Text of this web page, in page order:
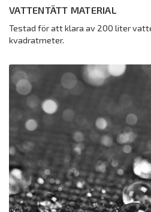
VATTENTÄTT MATERIAL
Testad för att klara av 200 liter
kvadratmeter.